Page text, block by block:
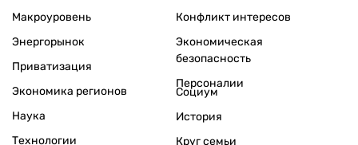
Макроуровень
Энергорынок
Приватизация
Экономика регионов
Конфликт интересов
Экономическая
безопасность
Персоналии
Наука
Технологии
Социум
История
Круг семьи